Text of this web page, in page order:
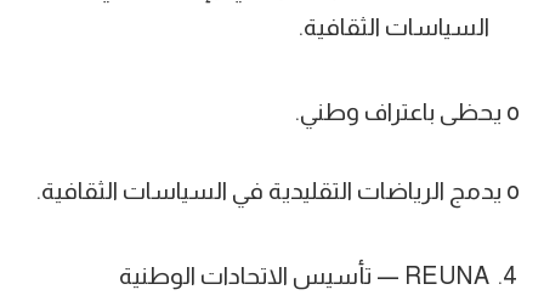
السياسات الثقافية.
o يحظى باعتراف وطني.
o يدمج الرياضات التقليدية في السياسات الثقافية.
REUNA — تأسيس الاتحادات الوطنية